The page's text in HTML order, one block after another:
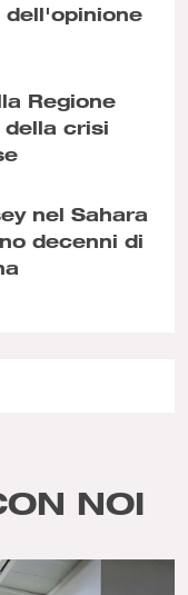
dell'opinione
Regione
della crisi
nel Sahara
decenni di
NOI